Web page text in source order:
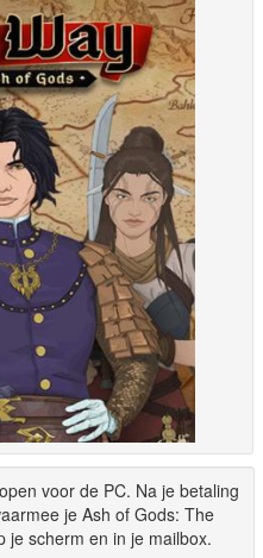
voor de PC. Na je betaling
je Ash of Gods: The
je scherm en in je mailbox.